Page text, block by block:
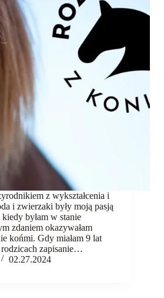
z wykształcenia i
i zwierzaki były moją pasją
byłam w stanie
zdaniem okazywałam
końmi. Gdy miałam 9 lat
rodzicach zapisanie…
02.27.2024